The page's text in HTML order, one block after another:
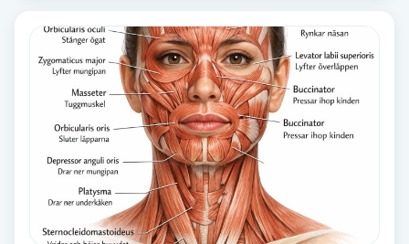
Träning
Tvätt & Fön
Vampyrbehandling